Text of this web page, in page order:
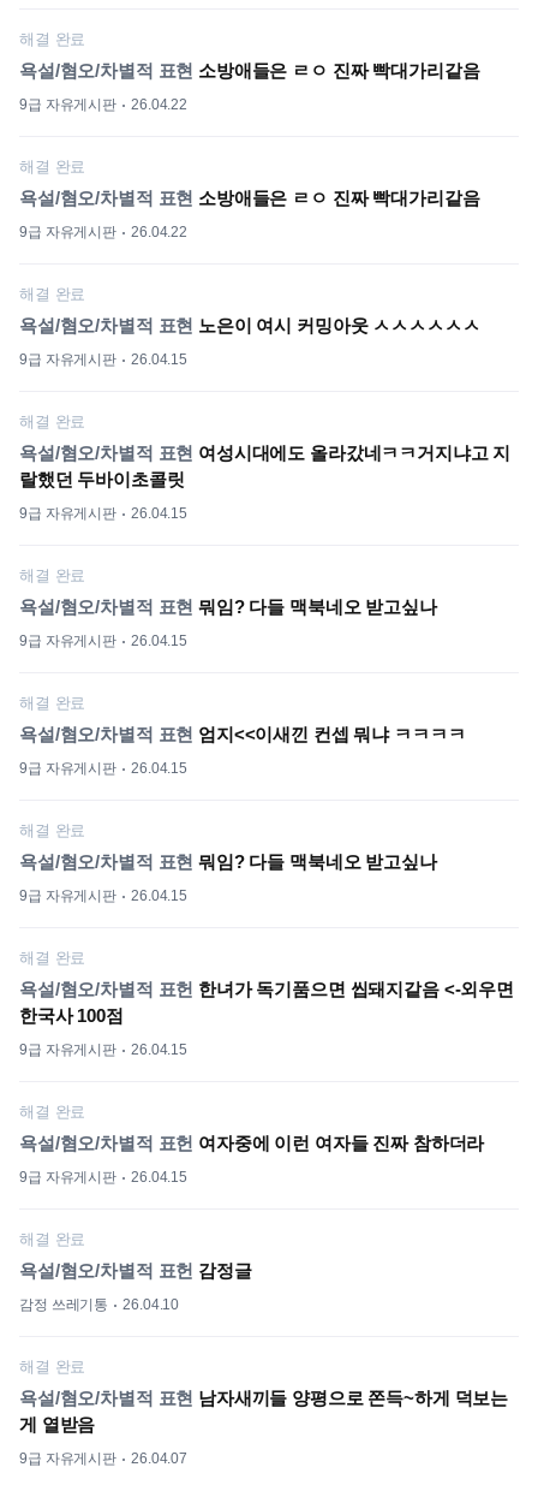
해결 완료
욕설/혐오/차별적 표현 소방애들은 ㄹㅇ 진짜 빡대가리같음
9급 자유게시판 26.04.22
해결 완료
욕설/혐오/차별적 표현 소방애들은 ㄹㅇ 진짜 빡대가리같음
9급 자유게시판 26.04.22
해결 완료
욕설/혐오/차별적 표현 노은이 여시 커밍아웃 ㅅㅅㅅㅅㅅㅅ
9급 자유게시판 26.04.15
해결 완료
욕설/혐오/차별적 표현 여성시대에도 올라갔네ㅋㅋ거지냐고 지
랄했던 두바이초콜릿
9급 자유게시판 26.04.15
해결 완료
욕설/혐오/차별적 표현 뭐임? 다들 맥북네오 받고싶나
9급 자유게시판 26.04.15
해결 완료
욕설/혐오/차별적 표현 엄지<<이새낀 컨셉 뭐냐 ㅋㅋㅋㅋ
9급 자유게시판 26.04.15
해결 완료
욕설/혐오/차별적 표현 뭐임? 다들 맥북네오 받고싶나
9급 자유게시판 26.04.15
해결 완료
욕설/혐오/차별적 표헌 한녀가 독기품으면 씹돼지같음 <-외우면
한국사 100점
9급 자유게시판 26.04.15
해결 완료
욕설/혐오/차별적 표헌 여자중에 이런 여자들 진짜 참하더라
9급 자유게시판 26.04.15
해결 완료
욕설/혐오/차별적 표헌 감정글
감정 쓰레기통 26.04.10
해결 완료
욕설/혐오/차별적 표현 남자새끼들 양평으로 쫀득~하게 덕보는
게 열받음
9급 자유게시판 26.04.07